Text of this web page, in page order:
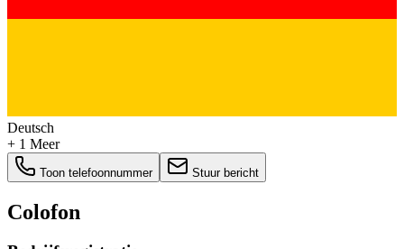
Deutsch
+ 1 Meer
Toon telefoonnummer Stuur bericht
Colofon